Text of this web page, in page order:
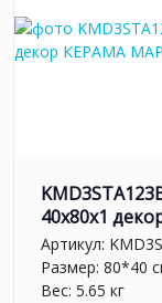
40x80x1
Артикул:
Размер: 80*40
Вес: 5.65 кг